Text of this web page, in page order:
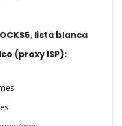
lista blanca
(proxy ISP):